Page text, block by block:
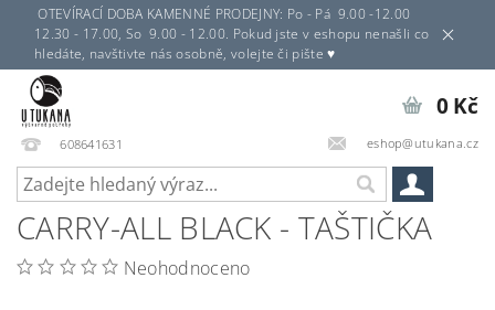
OTEVÍRACÍ DOBA KAMENNÉ PRODEJNY: Po - Pá 9.00 -12.00
12.30 - 17.00, So 9.00 - 12.00. Pokud jste v eshopu nenašli co
hledáte, navštivte nás osobně, volejte či pište ♥
608641631 eshop@utukana.cz
0 Kč
CARRY-ALL BLACK - TAŠTIČKA
Neohodnoceno